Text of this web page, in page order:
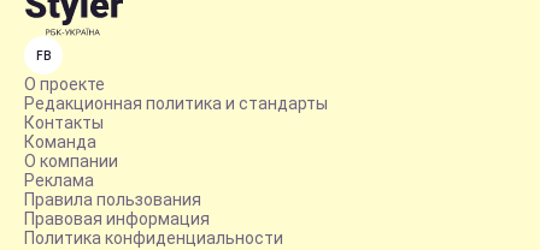
FB
О проекте
Редакционная политика и стандарты
Контакты
Команда
О компании
Реклама
Правила пользования
Правовая информация
Политика конфиденциальности